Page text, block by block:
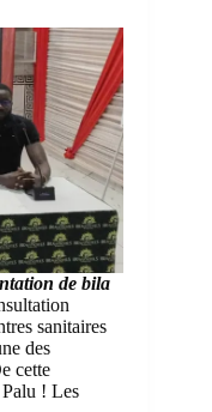
de bila
sanitaires
des
cette
! Les